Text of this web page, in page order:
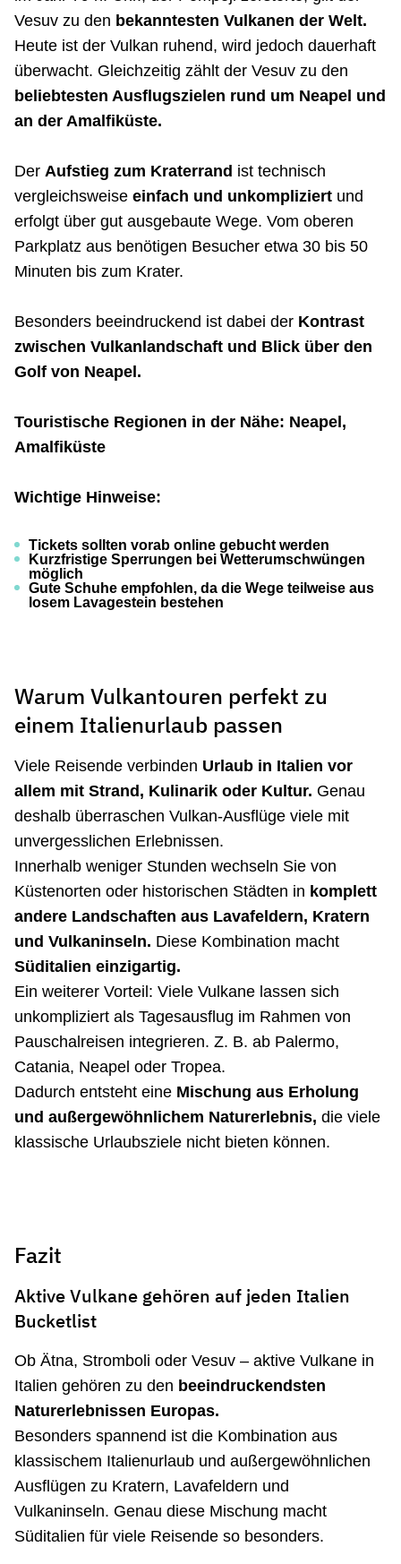
Vesuv zu den bekanntesten Vulkanen der Welt.
Heute ist der Vulkan ruhend, wird jedoch dauerhaft
überwacht. Gleichzeitig zählt der Vesuv zu den
beliebtesten Ausflugszielen rund um Neapel und
an der Amalfiküste.
Der Aufstieg zum Kraterrand ist technisch
vergleichsweise einfach und unkompliziert und
erfolgt über gut ausgebaute Wege. Vom oberen
Parkplatz aus benötigen Besucher etwa 30 bis 50
Minuten bis zum Krater.
Besonders beeindruckend ist dabei der Kontrast
zwischen Vulkanlandschaft und Blick über den
Golf von Neapel.
Touristische Regionen in der Nähe: Neapel,
Amalfiküste
Wichtige Hinweise:
Tickets sollten vorab online gebucht werden
Kurzfristige Sperrungen bei Wetterumschwüngen
möglich
Gute Schuhe empfohlen, da die Wege teilweise aus
losem Lavagestein bestehen
Warum Vulkantouren perfekt zu
einem Italienurlaub passen
Viele Reisende verbinden Urlaub in Italien vor
allem mit Strand, Kulinarik oder Kultur. Genau
deshalb überraschen Vulkan-Ausflüge viele mit
unvergesslichen Erlebnissen.
Innerhalb weniger Stunden wechseln Sie von
Küstenorten oder historischen Städten in komplett
andere Landschaften aus Lavafeldern, Kratern
und Vulkaninseln. Diese Kombination macht
Süditalien einzigartig.
Ein weiterer Vorteil: Viele Vulkane lassen sich
unkompliziert als Tagesausflug im Rahmen von
Pauschalreisen integrieren. Z. B. ab Palermo,
Catania, Neapel oder Tropea.
Dadurch entsteht eine Mischung aus Erholung
und außergewöhnlichem Naturerlebnis, die viele
klassische Urlaubsziele nicht bieten können.
Fazit
Aktive Vulkane gehören auf jeden Italien
Bucketlist
Ob Ätna, Stromboli oder Vesuv – aktive Vulkane in
Italien gehören zu den beeindruckendsten
Naturerlebnissen Europas.
Besonders spannend ist die Kombination aus
klassischem Italienurlaub und außergewöhnlichen
Ausflügen zu Kratern, Lavafeldern und
Vulkaninseln. Genau diese Mischung macht
Süditalien für viele Reisende so besonders.